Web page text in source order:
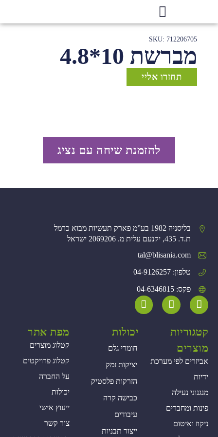
SKU: 712206705
מברשת 10*4.8
תחזרו אליי
להזמנת שיחה עם נציג
בליסניה 1982 בע”מ פארק תעשיות מבוא כרמל
ת.ד. 435, יקנעם עלית מ. 2069206 ישראל
tal@blisania.com‏
טלפון: 04-9126257
פקס: 04-6346815
קטגוריות
מוצרים
אביזרים לפי מערכת
ידיות
מנגנוני נעילה
פינות ומחברים
ניקוז ואיטום
יכולות
חומרי גלם
יציקות זמק
הזרקות פלסטיק
כבישה קרה
עיבודים
ייצור תבניות
מפת אתר
קטלוג מוצרים
קטלוג פרויקטים
על החברה
יכולות
ייעוץ אישי
צור קשר